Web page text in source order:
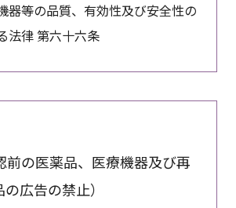
器等の品質、有効性及び安全性の
法律 第六十六条
前の医薬品、医療機器及び再
広告の禁止）